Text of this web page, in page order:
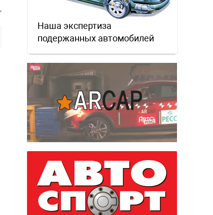
Наша экспертиза
подержанных автомобилей